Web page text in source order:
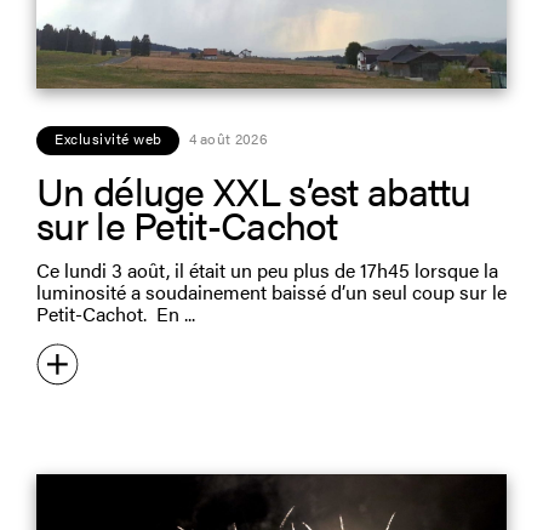
Exclusivité web 4 août 2026
Un déluge XXL s’est abattu
sur le Petit-Cachot
Ce lundi 3 août, il était un peu plus de 17h45 lorsque la
luminosité a soudainement baissé d’un seul coup sur le
Petit-Cachot. En